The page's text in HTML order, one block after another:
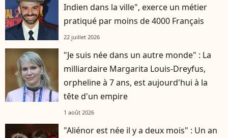
Indien dans la ville", exerce un métier
pratiqué par moins de 4000 Français
22 juillet 2026
"Je suis née dans un autre monde" : La
milliardaire Margarita Louis-Dreyfus,
orpheline à 7 ans, est aujourd'hui à la
tête d'un empire
1 août 2026
"Aliénor est née il y a deux mois" : Un an